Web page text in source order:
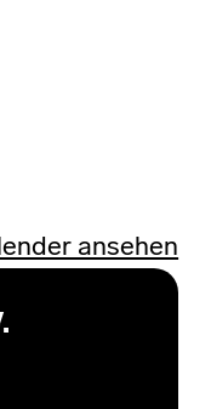
ansehen